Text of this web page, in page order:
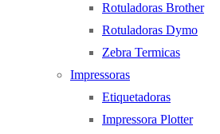
Rotuladoras Brother
Rotuladoras Dymo
Zebra Termicas
Impressoras
Etiquetadoras
Impressora Plotter